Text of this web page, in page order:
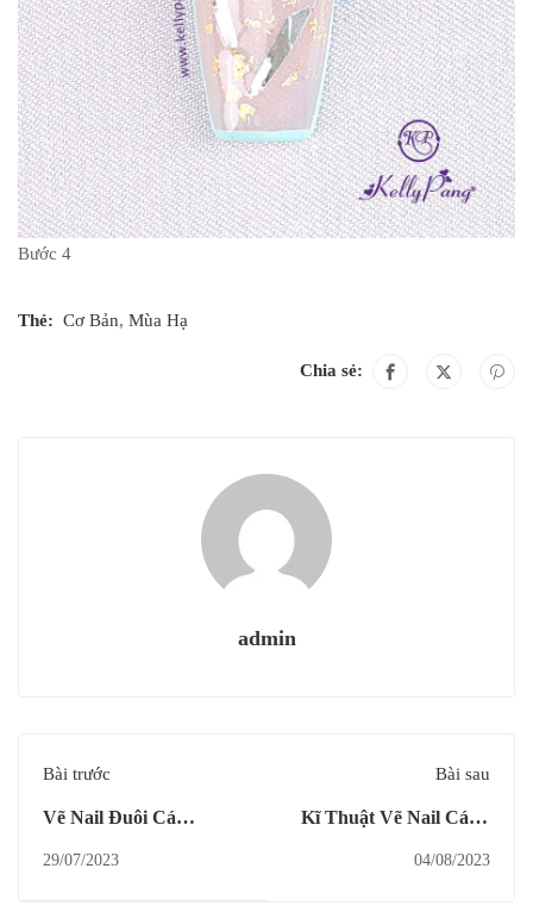
Bước 4
Thẻ: Cơ Bản, Mùa Hạ
Chia sẻ:
admin
Bài trước
Vẽ Nail Đuôi Cá
29/07/2023
Bài sau
Kĩ Thuật Vẽ Nail Cánh
04/08/2023